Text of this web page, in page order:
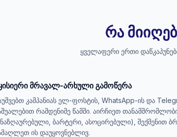
რა
ყველაფერი ერთი
მრავალ-არხული გამოწერა
კამპანიას ელ-ფოსტის, WhatsApp-ის და
რამდენიმე წამში. აირჩიეთ
ბარტერი, ასოცირებული), შექმენით
ის დაუყოვნებლივ.